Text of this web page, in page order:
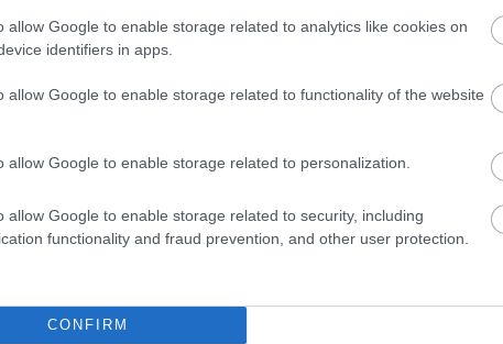
allow Google to enable storage related to analytics like cookies on
identifiers in apps.
allow Google to enable storage related to functionality of the website
allow Google to enable storage related to personalization.
allow Google to enable storage related to security, including
functionality and fraud prevention, and other user protection.
CONFIRM